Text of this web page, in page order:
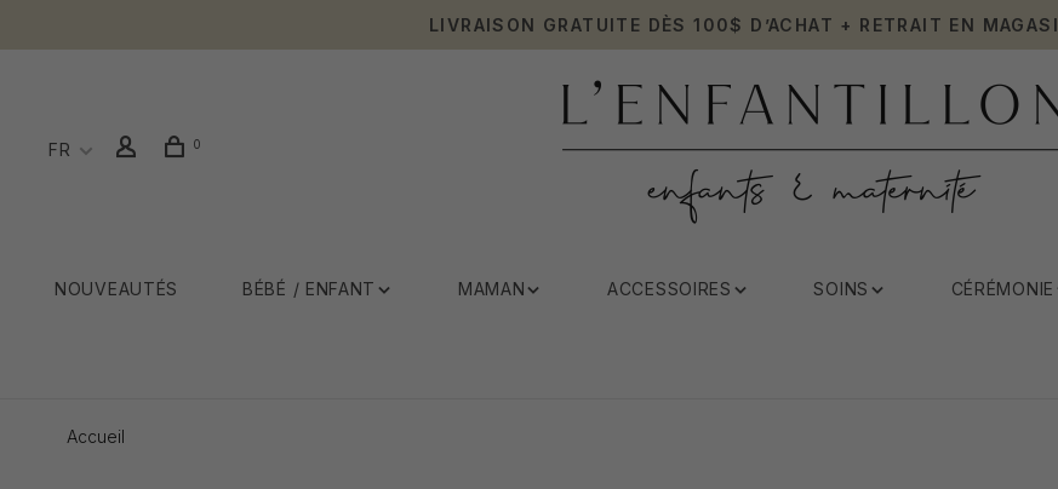
LIVRAISON GRATUITE DÈS 100$ D’ACHAT + RETRAIT EN
FR 0
NOUVEAUTÉS BÉBÉ / ENFANT MAMAN ACCESSOIRES SOINS CÉRÉMONIE
Accueil